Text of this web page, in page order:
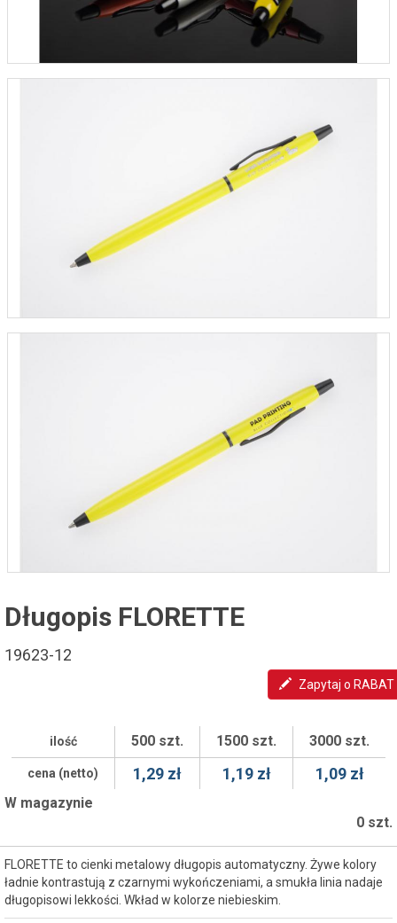
Długopis FLORETTE
19623-12
Zapytaj o RABAT
ilość 500 szt. 1500 szt. 3000 szt.
cena (netto) 1,29 zł 1,19 zł 1,09 zł
W magazynie
0 szt.
FLORETTE to cienki metalowy długopis automatyczny. Żywe kolory
ładnie kontrastują z czarnymi wykończeniami, a smukła linia nadaje
długopisowi lekkości. Wkład w kolorze niebieskim.